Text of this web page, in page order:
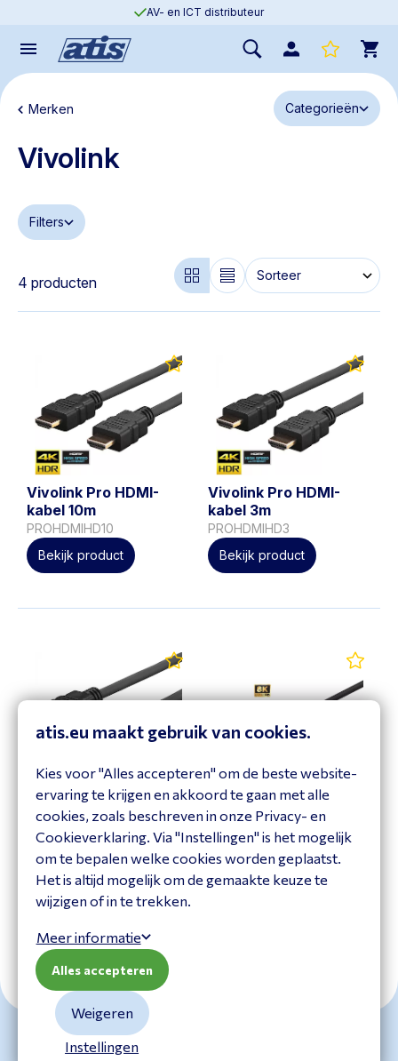
AV- en ICT distributeur
Merken Categorieën
Vivolink
Filters
4 producten
Vivolink Pro HDMI-
kabel 10m
PROHDMIHD10
Bekijk product
Vivolink Pro HDMI-
kabel 3m
PROHDMIHD3
Bekijk product
Vivolink Pro HDMI-
kabel 5m
PROHDMIHD5
Bekijk product
Vivolink USB-C naar
USB-C Kabel 5m
PROUSBCMM5
Bekijk product
atis.eu maakt gebruik van cookies.
Kies voor "Alles accepteren" om de beste website-
ervaring te krijgen en akkoord te gaan met alle
cookies, zoals beschreven in onze Privacy- en
Cookieverklaring. Via "Instellingen" is het mogelijk
om te bepalen welke cookies worden geplaatst.
Het is altijd mogelijk om de gemaakte keuze te
wijzigen of in te trekken.
Meer informatie
Instellingen
Weigeren
Alles accepteren